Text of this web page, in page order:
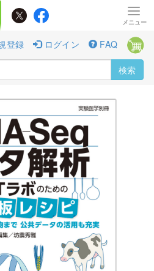
登録 ログイン FAQ
検索